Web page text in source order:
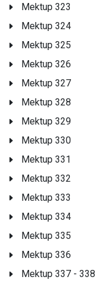
Mektup 323
Mektup 324
Mektup 325
Mektup 326
Mektup 327
Mektup 328
Mektup 329
Mektup 330
Mektup 331
Mektup 332
Mektup 333
Mektup 334
Mektup 335
Mektup 336
Mektup 337 - 338